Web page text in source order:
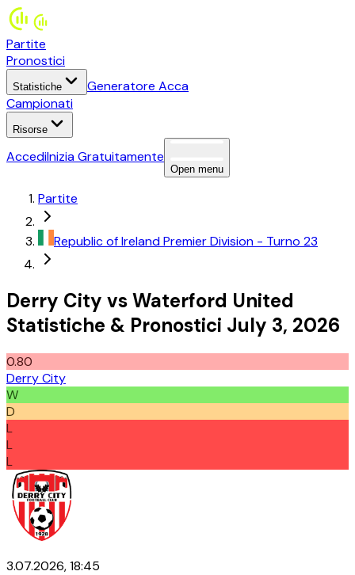
Partite
Pronostici
Statistiche
Generatore Acca
Campionati
Risorse
AccediInizia Gratuitamente
Open menu
Partite
Republic of IrelandPremier Division - Turno 23
Derry City vsWaterford United
Statistiche & Pronostici July 3, 2026
0.80
Derry City
W
D
L
L
L
3.07.2026, 18:45